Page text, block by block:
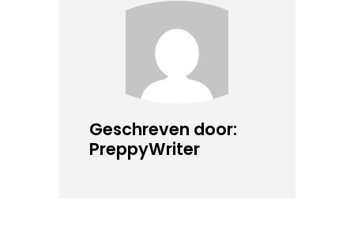
Geschreven door:
PreppyWriter